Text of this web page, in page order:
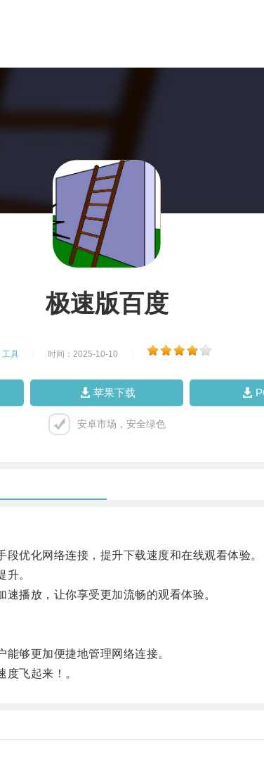
极速版百度
工具 时间：2025-10-10
苹果下载
安卓市场，安全绿色
优化网络连接，提升下载速度和在线观看体验。
。
播放，让你享受更加流畅的观看体验。
够更加便捷地管理网络连接。
飞起来！。